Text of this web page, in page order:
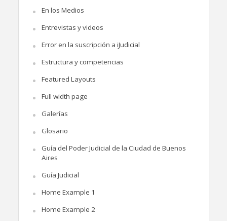
En los Medios
Entrevistas y videos
Error en la suscripción a iJudicial
Estructura y competencias
Featured Layouts
Full width page
Galerías
Glosario
Guía del Poder Judicial de la Ciudad de Buenos
Aires
Guía Judicial
Home Example 1
Home Example 2